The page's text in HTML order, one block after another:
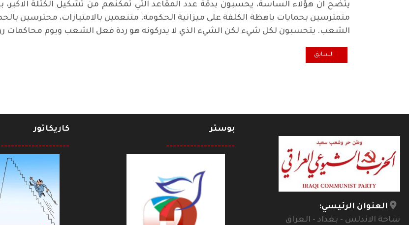
يتضح ان هؤلاء الساسة، يحسبون بدقة عدد المقاعد التي تمكنهم من تشكيل الكتلة
متمترسين بحمايات باهظة الكلفة على ميزانية الحكومة، متنعمين بالامتيازات، محترسين
الشعب. يتحسبون لكل شيء لكن الشيء الذي لا يدركونه هو ردة فعل الشعب ويوم محاكمات
المقال السابق: وقفة اقتصادية.. من اجل تحقيق التوازن في سوق العمل
السابق
العنوان الرئيسي:
ساحة الاندلس - بغداد - العراق
بوستر
--------------------
كاريكاتور
--------------------